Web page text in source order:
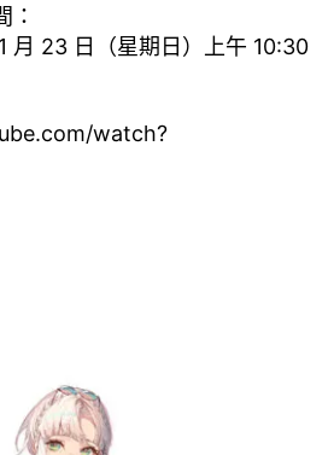
：
月 23 日（星期日）上午 10:30
watch?